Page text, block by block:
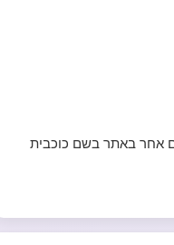
אחר באתר בשם כוכבית